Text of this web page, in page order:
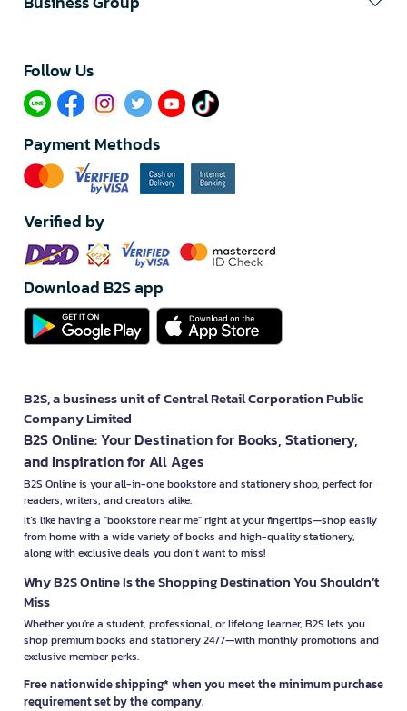
Follow Us​
Payment Methods
Verified by
Download B2S app
B2S, a business unit of Central Retail Corporation Public
Company Limited
B2S Online: Your Destination for Books, Stationery,
and Inspiration for All Ages
B2S Online is your all-in-one bookstore and stationery shop, perfect for
readers, writers, and creators alike.
It’s like having a "bookstore near me" right at your fingertips—shop easily
from home with a wide variety of books and high-quality stationery,
along with exclusive deals you don’t want to miss!
Why B2S Online Is the Shopping Destination You Shouldn’t
Miss
Whether you're a student, professional, or lifelong learner, B2S lets you
shop premium books and stationery 24/7—with monthly promotions and
exclusive member perks.
Free nationwide shipping* when you meet the minimum purchase
requirement set by the company.